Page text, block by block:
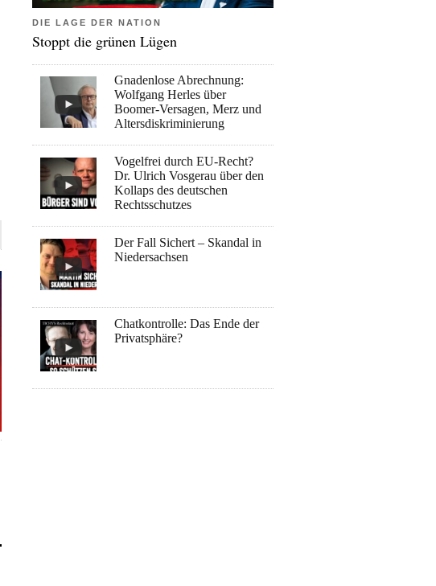
DIE LAGE DER NATION
Stoppt die grünen Lügen
Gnadenlose Abrechnung:
Wolfgang Herles über
Boomer-Versagen, Merz und
Altersdiskriminierung
Vogelfrei durch EU-Recht?
Dr. Ulrich Vosgerau über den
Kollaps des deutschen
Rechtsschutzes
Der Fall Sichert – Skandal in
Niedersachsen
Chatkontrolle: Das Ende der
Privatsphäre?